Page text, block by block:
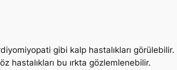
gibi kalp hastalıkları görülebilir.
hastalıkları bu ırkta gözlemlenebilir.